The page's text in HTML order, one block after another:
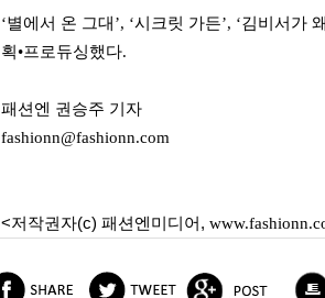
‘별에서 온 그대’, ‘시크릿 가든’, ‘김비서가
획•프로듀싱했다.
패션엔 권승주 기자
fashionn@fashionn.com
<저작권자(c) 패션엔미디어,